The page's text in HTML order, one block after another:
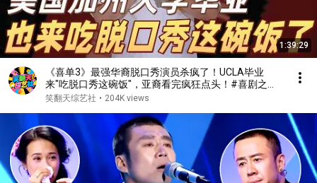
1:39:29
《喜单3》最强华裔脱口秀演员杀疯了！UCLA毕业
来"吃脱口秀这碗饭"，亚裔看完疯狂点头！#喜剧之王
单口季 #脱口秀 #搞笑 #喜剧 #funny #综艺
笑翻天综艺社 • 204K views